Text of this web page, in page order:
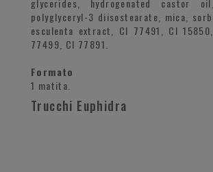
glycerides, hydrogenated castor
polyglyceryl-3 diisostearate, mica,
esculenta extract, CI 77491, CI
77499, CI 77891.
Formato
1 matita.
Trucchi Euphidra